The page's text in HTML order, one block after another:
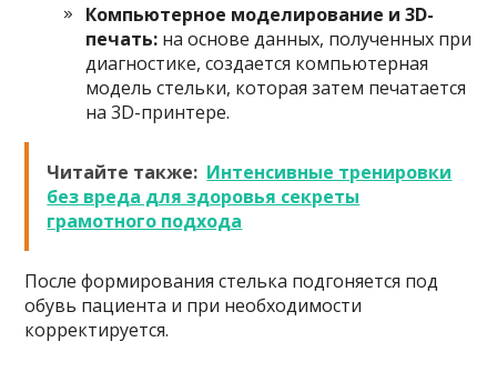
Компьютерное моделирование и 3D-
печать: на основе данных, полученных при
диагностике, создается компьютерная
модель стельки, которая затем печатается
на 3D-принтере.
Читайте также: Интенсивные тренировки
без вреда для здоровья секреты
грамотного подхода
После формирования стелька подгоняется под
обувь пациента и при необходимости
корректируется.